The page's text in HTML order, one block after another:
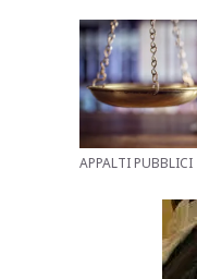
APPALTI PUBBLICI